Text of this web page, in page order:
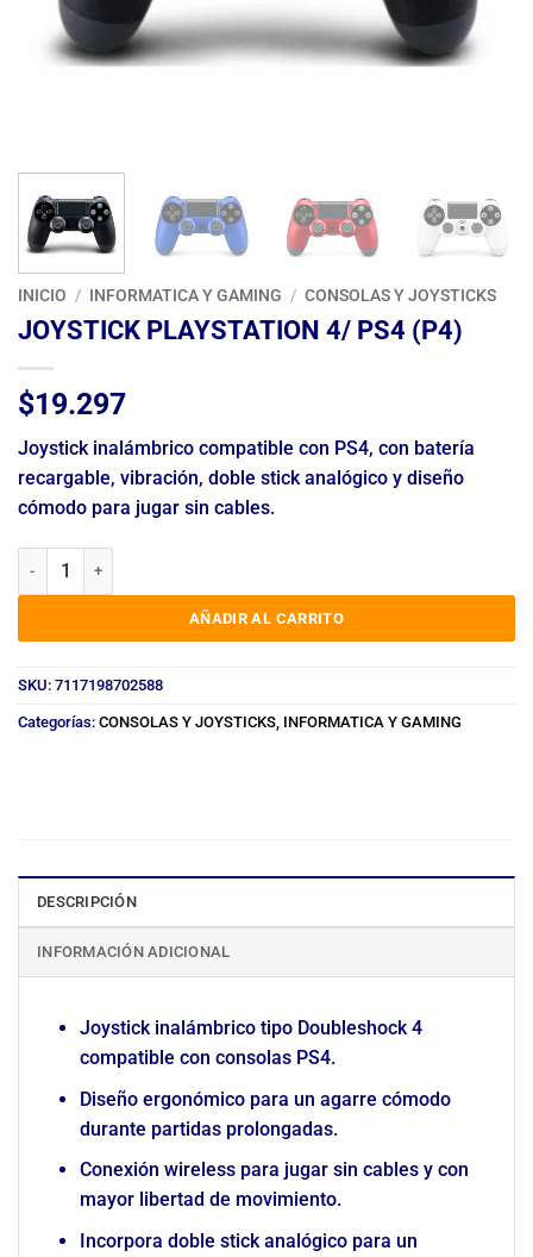
INICIO / INFORMATICA Y GAMING / CONSOLAS Y JOYSTICKS
JOYSTICK PLAYSTATION 4/ PS4 (P4)
$19.297
Joystick inalámbrico compatible con PS4, con batería
recargable, vibración, doble stick analógico y diseño
cómodo para jugar sin cables.
JOYSTICK PLAYSTATION 4/ PS4 (P4) cantidad
AÑADIR AL CARRITO
SKU: 7117198702588
Categorías: CONSOLAS Y JOYSTICKS, INFORMATICA Y GAMING
DESCRIPCIÓN
INFORMACIÓN ADICIONAL
Joystick inalámbrico tipo Doubleshock 4
compatible con consolas PS4.
Diseño ergonómico para un agarre cómodo
durante partidas prolongadas.
Conexión wireless para jugar sin cables y con
mayor libertad de movimiento.
Incorpora doble stick analógico para un